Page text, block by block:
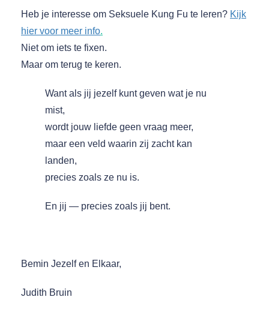
Heb je interesse om Seksuele Kung Fu te leren? Kijk
hier voor meer info.
Niet om iets te fixen.
Maar om terug te keren.
Want als jij jezelf kunt geven wat je nu
mist,
wordt jouw liefde geen vraag meer,
maar een veld waarin zij zacht kan
landen,
precies zoals ze nu is.
En jij — precies zoals jij bent.
Bemin Jezelf en Elkaar,
Judith Bruin